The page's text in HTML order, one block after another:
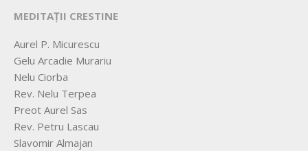
MEDITAȚII CRESTINE
Aurel P. Micurescu
Gelu Arcadie Murariu
Nelu Ciorba
Rev. Nelu Terpea
Preot Aurel Sas
Rev. Petru Lascau
Slavomir Almajan